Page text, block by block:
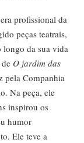
profissional da
peças teatrais,
longo da sua vida
O jardim das
pela Companhia
Na peça, ele
inspirou os
humor
Ele teve a